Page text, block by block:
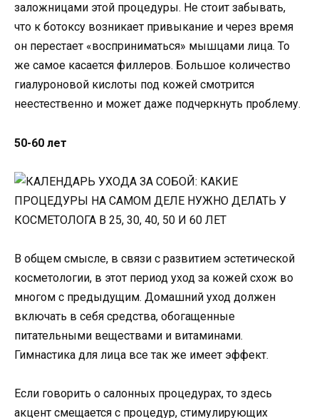
заложницами этой процедуры. Не стоит забывать,
что к ботоксу возникает привыкание и через время
он перестает «восприниматься» мышцами лица. То
же самое касается филлеров. Большое количество
гиалуроновой кислоты под кожей смотрится
неестественно и может даже подчеркнуть проблему.
50-60 лет
В общем смысле, в связи с развитием эстетической
косметологии, в этот период уход за кожей схож во
многом с предыдущим. Домашний уход должен
включать в себя средства, обогащенные
питательными веществами и витаминами.
Гимнастика для лица все так же имеет эффект.
Если говорить о салонных процедурах, то здесь
акцент смещается с процедур, стимулирующих